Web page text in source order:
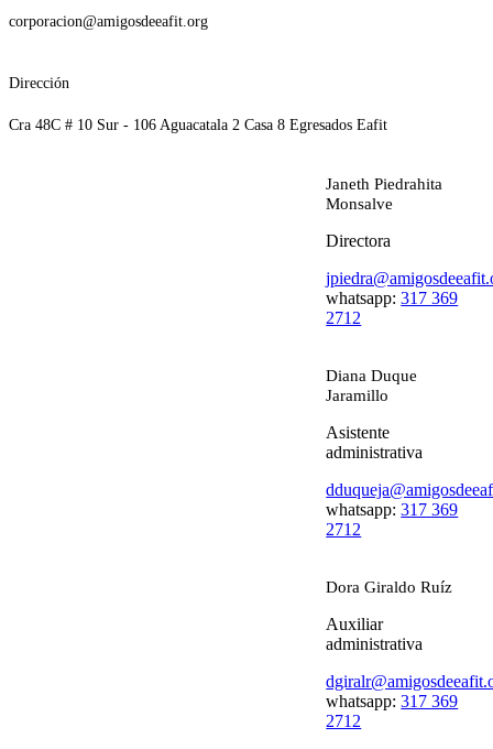
corporacion@amigosdeeafit.org
Dirección
Cra 48C # 10 Sur - 106 Aguacatala 2 Casa 8 Egresados Eafit
Janeth Piedrahita
Monsalve
Directora
whatsapp:317 369
2712
Diana Duque
Jaramillo
Asistente
administrativa
whatsapp:317 369
2712
Dora Giraldo Ruíz
Auxiliar
administrativa
whatsapp:317 369
2712